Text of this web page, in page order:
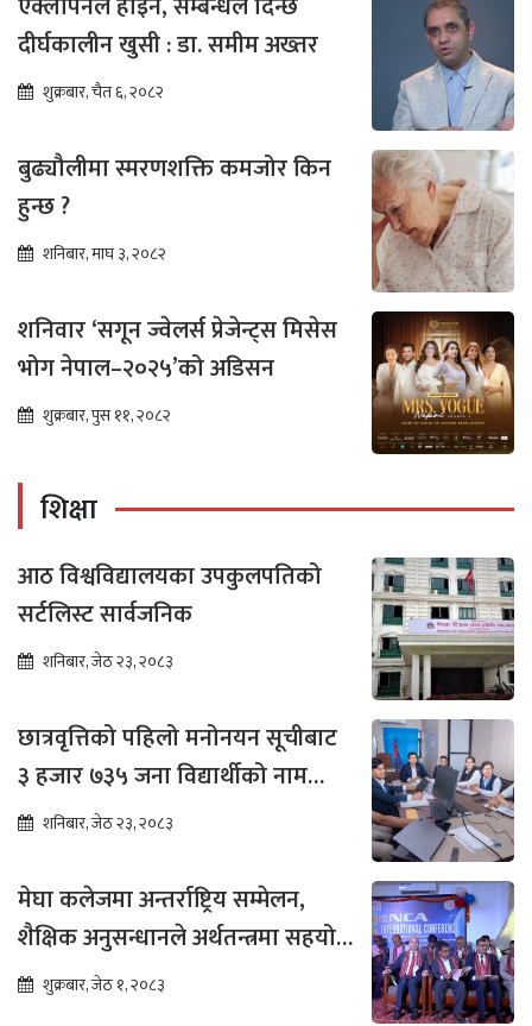
दीर्घकालीन खुसी : डा. समीम अख्तर
शुक्रबार, चैत ६, २०८२
बुढ्यौलीमा स्मरणशक्ति कमजोर किन
हुन्छ ?
शनिबार, माघ ३, २०८२
शनिवार ‘सगून ज्वेलर्स प्रेजेन्ट्स मिसेस
भोग नेपाल–२०२५’को अडिसन
शुक्रबार, पुस ११, २०८२
शिक्षा
आठ विश्वविद्यालयका उपकुलपतिको
सर्टलिस्ट सार्वजनिक
शनिबार, जेठ २३, २०८३
छात्रवृत्तिको पहिलो मनोनयन सूचीबाट
३ हजार ७३५ जना विद्यार्थीको नाम
भर्नाका लागि सिफारिस
शनिबार, जेठ २३, २०८३
मेघा कलेजमा अन्तर्राष्ट्रिय सम्मेलन,
शैक्षिक अनुसन्धानले अर्थतन्त्रमा सहयोग
पुग्ने विश्वास
शुक्रबार, जेठ १, २०८३